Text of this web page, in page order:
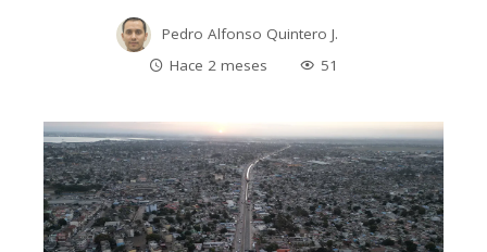
Pedro Alfonso Quintero J.
Hace 2 meses
51